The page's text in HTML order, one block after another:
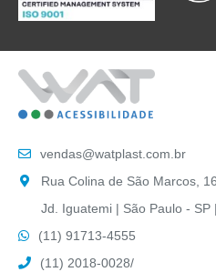
vendas@watplast.com.br
Rua Colina de São Marcos,
Jd. Iguatemi | São Paulo - SP
(11) 91713-4555
(11) 2018-0028/